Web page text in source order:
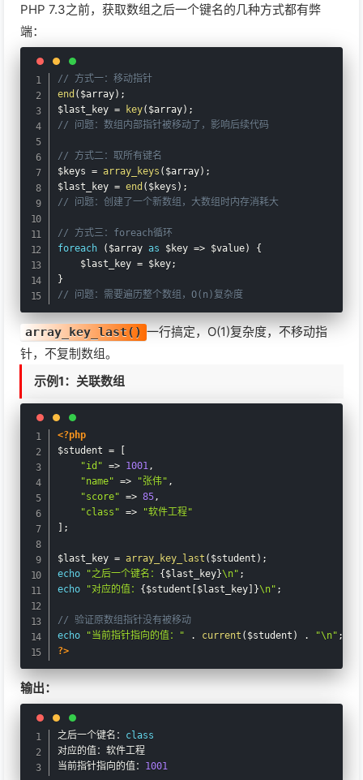
PHP中的array_diff_assoc()：带键名比较的数组差集
PHP中的array_diff()：只比较值的数组差集
PHP中的array_diff_key()：只比较键名的数组差集
PHP中的array_diff_uassoc()：用自定义回调函数比较键名的数组
差集
PHP中的array_diff_ukey()：用自定义回调函数比较键名的数组差
集（只比键）
PHP中的each()：获取当前元素的键和值并移动指针
PHP中的end()：将数组指针移到最后一个元素
PHP中的extract()：把数组元素变成独立变量
PHP中的array_fill_keys()：用指定的键名数组创建填充数组
PHP中的array_filter()：用回调函数过滤数组元素
PHP中的array_flip()：交换数组的键和值
PHP中的in_array()：检查数组中是否存在某个值
PHP中的array_intersect_assoc()：带键名检查的数组交集
PHP中的array_intersect()：计算数组的交集
PHP中的array_intersect_key()：用键名计算数组交集
PHP中的array_intersect_uassoc()：用自定义回调函数比较键名
的数组交集
PHP中的array_intersect_ukey()：用自定义回调函数比较键名的
数组交集（只比较键）
PHP 7.3之前，获取数组之后一个键名的几种方式都有弊
端：
// 方式一：移动指针
end ( $array) ;
$last_key = key( $array) ;
// 问题：数组内部指针被移动了，影响后续代码
// 方式二：取所有键名
$keys = array_keys ( $array) ;
$last_key = end ( $keys ) ;
// 问题：创建了一个新数组，大数组时内存消耗大
// 方式三：foreach循环
foreach
( $array as $key => $value)
{
$last_key = $key;
}
// 问题：需要遍历整个数组，O(n)复杂度
array_key_last() 一行搞定，O(1)复杂度，不移动指
针，不复制数组。
示例1：关联数组
<?php
$student =
"id" => 1001,
"name" => "张伟" ,
"score" => 85,
"class" =>
"软件工程"
;
$last_key = array_key_last ( $student ) ;
echo
"之后一个键名： { $last_key}\n" ;
echo
"对应的值： { $student $last_key] }\n" ;
// 验证原数组指针没有被移动
echo
"当前指针指向的值：" . current ( $student ) . "\n" ;
?>
输出：
之后一个键名：
class
对应的值：软件工程
当前指针指向的值：
1001